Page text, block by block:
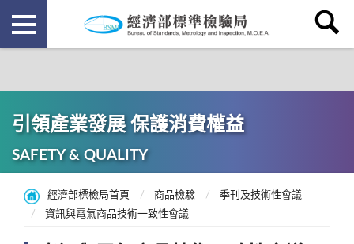
引領產業發展 保護消費權益
SAFETY & QUALITY
經濟部標檢局首頁 商品檢驗
季刊及技術性會議
資訊與電氣商品技術一致性會議